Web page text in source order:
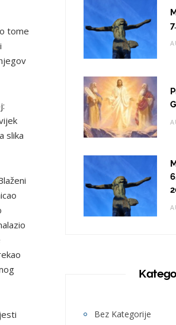
tome
slika
Bez Kategorije